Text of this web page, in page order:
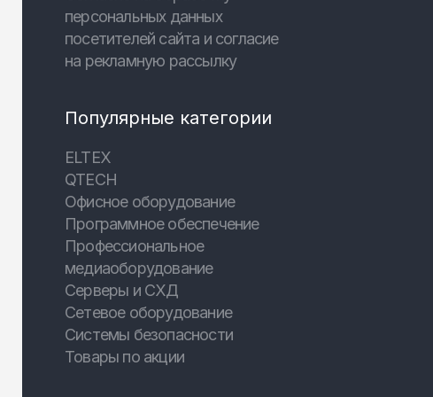
персональных данных
посетителей сайта и согласие
на рекламную рассылку
Популярные категории
ELTEX
QTECH
Офисное оборудование
Программное обеспечение
Профессиональное
медиаоборудование
Серверы и СХД
Сетевое оборудование
Системы безопасности
Товары по акции